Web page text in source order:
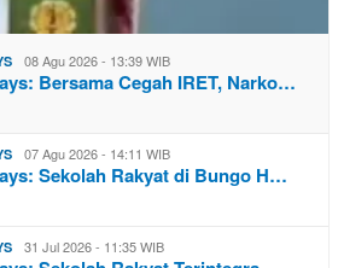
08 Agu 2026 - 13:39 WIB
Bersama Cegah IRET, Narko…
07 Agu 2026 - 14:11 WIB
Sekolah Rakyat di Bungo H…
31 Jul 2026 - 11:35 WIB